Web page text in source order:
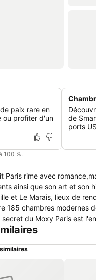
paix rare en
ou profiter d'un
de
ports
100 %.
ainsi que son art et son
et Le Marais, lieux de
185 chambres modernes
du Moxy Paris est
un verre de vin
les étals des
dans une